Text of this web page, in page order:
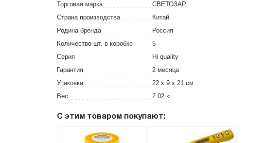
Торговая марка
СВЕТОЗАР
Страна производства
Китай
Родина бренда
Россия
Количество шт. в коробке
5
Серия
Hi quality
Гарантия
2 месяца
Упаковка
22 x 9 x 21 см
Вес
2.02 кг
С этим товаром покупают: